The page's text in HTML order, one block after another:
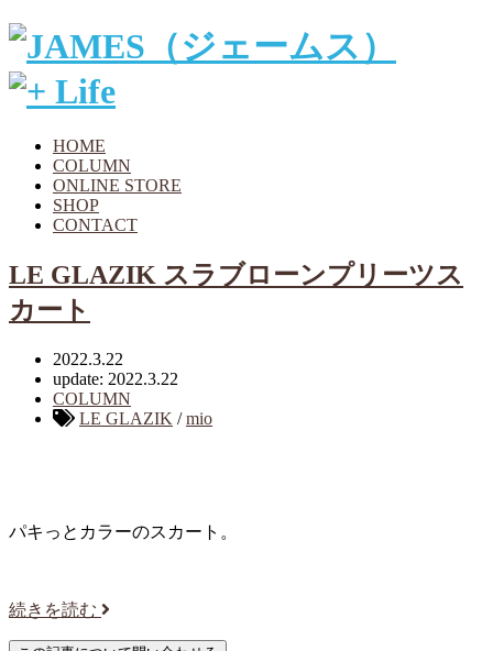
HOME
COLUMN
ONLINE STORE
SHOP
CONTACT
LE GLAZIK スラブローンプリーツス
カート
2022.3.22
update: 2022.3.22
COLUMN
LE GLAZIK /mio
パキっとカラーのスカート。
続きを読む